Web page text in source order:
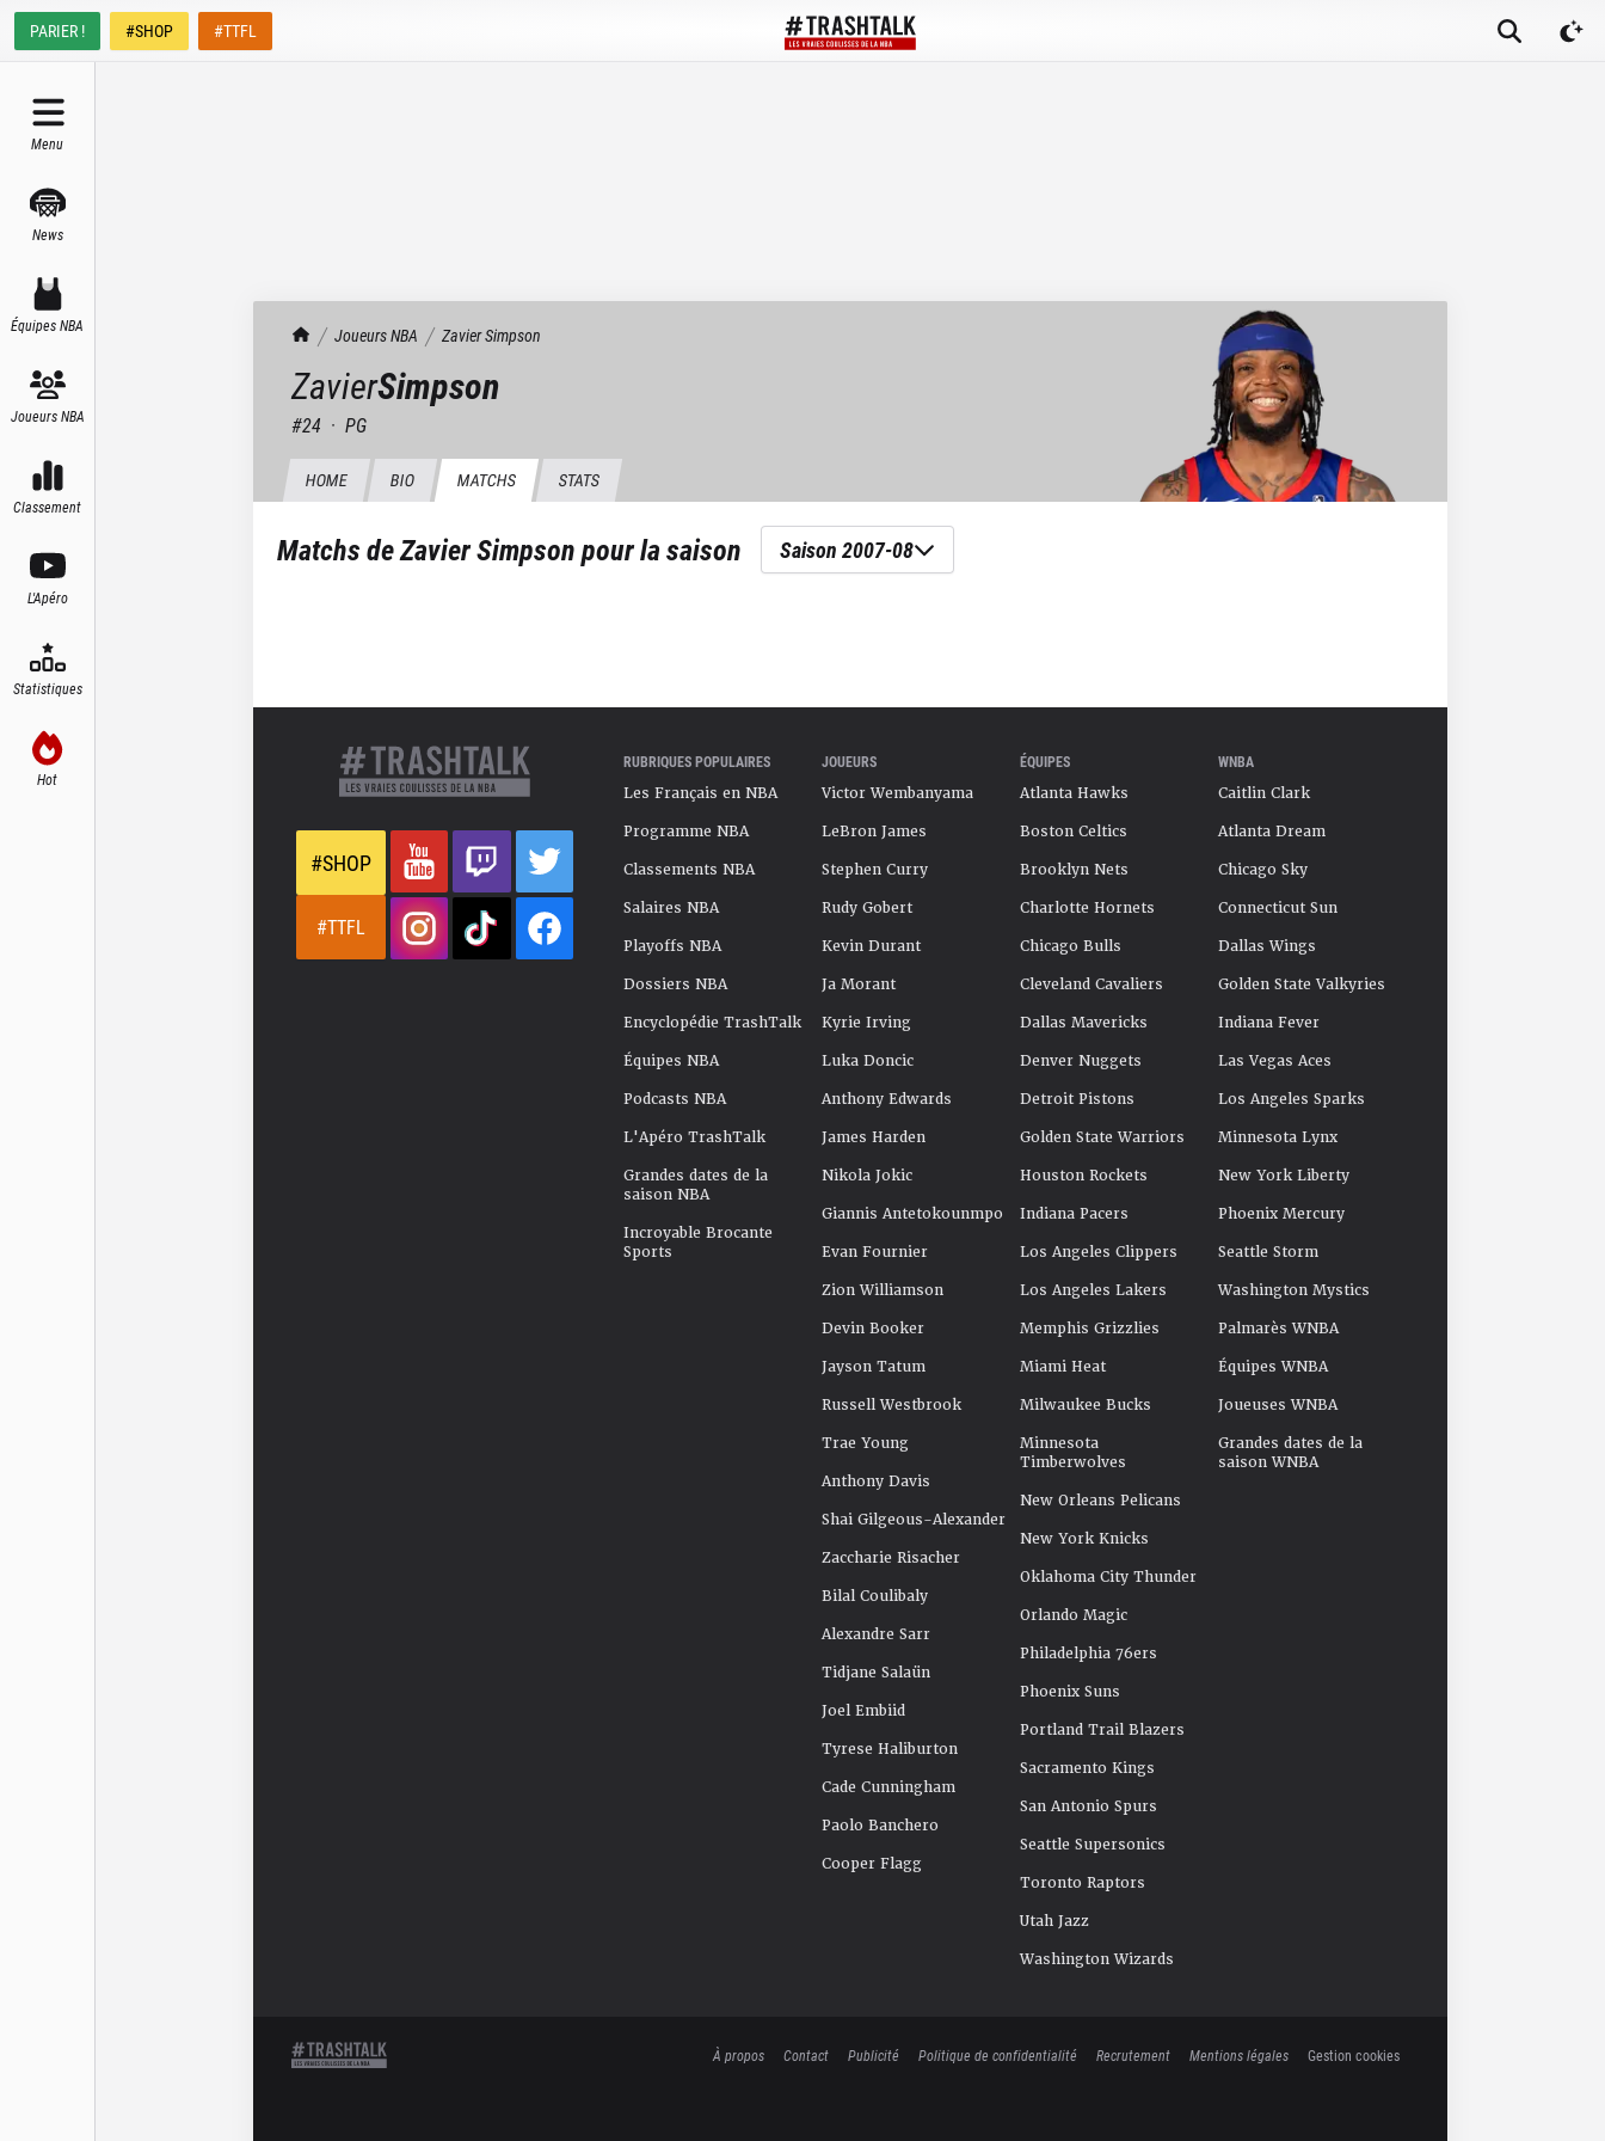
PARIER ! #SHOP #TTFL
Menu
News
Équipes NBA
Joueurs NBA
Classement
L'Apéro
Statistiques
Hot
TrashTalk Actu NBA
Joueurs NBA ZavierSimpson
ZavierSimpson
#24 · PG
HOME BIO MATCHS STATS
Matchs deZavier Simpsonpour la saison Saison 2007-08
#SHOP
#TTFL
RUBRIQUES POPULAIRES
Les Français en NBA
Programme NBA
Classements NBA
Salaires NBA
Playoffs NBA
Dossiers NBA
Encyclopédie TrashTalk
Équipes NBA
Podcasts NBA
L'Apéro TrashTalk
Grandes dates de la
saison NBA
Incroyable Brocante
Sports
JOUEURS
Victor Wembanyama
LeBron James
Stephen Curry
Rudy Gobert
Kevin Durant
Ja Morant
Kyrie Irving
Luka Doncic
Anthony Edwards
James Harden
Nikola Jokic
Giannis Antetokounmpo
Evan Fournier
Zion Williamson
Devin Booker
Jayson Tatum
Russell Westbrook
Trae Young
Anthony Davis
Shai Gilgeous-Alexander
Zaccharie Risacher
Bilal Coulibaly
Alexandre Sarr
Tidjane Salaün
Joel Embiid
Tyrese Haliburton
Cade Cunningham
Paolo Banchero
Cooper Flagg
ÉQUIPES
Atlanta Hawks
Boston Celtics
Brooklyn Nets
Charlotte Hornets
Chicago Bulls
Cleveland Cavaliers
Dallas Mavericks
Denver Nuggets
Detroit Pistons
Golden State Warriors
Houston Rockets
Indiana Pacers
Los Angeles Clippers
Los Angeles Lakers
Memphis Grizzlies
Miami Heat
Milwaukee Bucks
Minnesota
Timberwolves
New Orleans Pelicans
New York Knicks
Oklahoma City Thunder
Orlando Magic
Philadelphia 76ers
Phoenix Suns
Portland Trail Blazers
Sacramento Kings
San Antonio Spurs
Seattle Supersonics
Toronto Raptors
Utah Jazz
Washington Wizards
WNBA
Caitlin Clark
Atlanta Dream
Chicago Sky
Connecticut Sun
Dallas Wings
Golden State Valkyries
Indiana Fever
Las Vegas Aces
Los Angeles Sparks
Minnesota Lynx
New York Liberty
Phoenix Mercury
Seattle Storm
Washington Mystics
Palmarès WNBA
Équipes WNBA
Joueuses WNBA
Grandes dates de la
saison WNBA
À propos Contact Publicité Politique de confidentialité Recrutement Mentions légales Gestion cookies